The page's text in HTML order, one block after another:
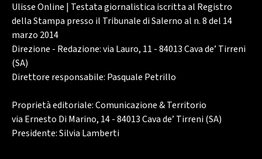
Ulisse Online | Testata giornalistica iscritta al Registro
della Stampa presso il Tribunale di Salerno al n. 8 del 14
marzo 2014
Direzione - Redazione: via Lauro, 11 - 84013 Cava de’ Tirreni
(SA)
Direttore responsabile: Pasquale Petrillo
Proprietà editoriale: Comunicazione & Territorio
via Ernesto Di Marino, 14 - 84013 Cava de’ Tirreni (SA)
Presidente: Silvia Lamberti